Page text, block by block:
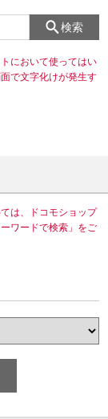
検索
において使ってはい
で文字化けが発生す
は、ドコモショップ
ワードで検索」をご